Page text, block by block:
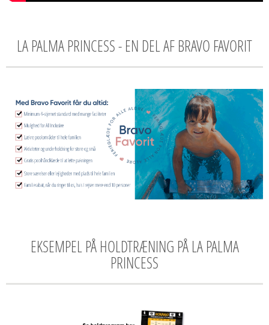
LA PALMA PRINCESS - EN DEL AF BRAVO FAVORIT
EKSEMPEL PÅ HOLDTRÆNING PÅ LA PALMA
PRINCESS